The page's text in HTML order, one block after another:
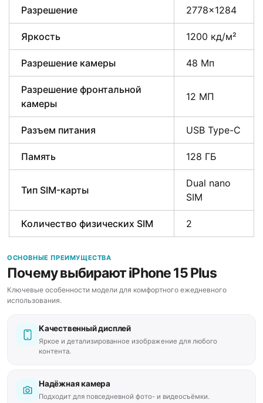
Разрешение 2778×1284
Яркость 1200 кд/м²
Разрешение камеры 48 Мп
Разрешение фронтальной
камеры
12 МП
Разъем питания USB Type-C
Память 128 ГБ
Тип SIM-карты
Dual nano
SIM
Количество физических SIM 2
ОСНОВНЫЕ ПРЕИМУЩЕСТВА
Почему выбирают iPhone 15 Plus
Ключевые особенности модели для комфортного ежедневного
использования.
Качественный дисплей
Яркое и детализированное изображение для любого
контента.
Надёжная камера
Подходит для повседневной фото- и видеосъёмки.